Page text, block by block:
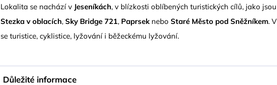
Lokalita se nachází v Jeseníkách, v blízkosti oblíbených turistických cílů, jako jsou
Stezka v oblacích,Sky Bridge 721, PaprsekneboStaré Město pod Sněžníkem.
se turistice, cyklistice, lyžování i běžeckému lyžování.
Důležité informace